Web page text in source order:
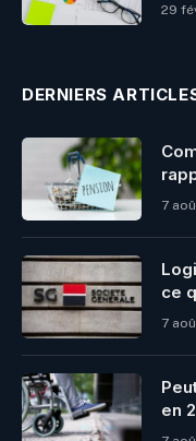
29
DERNIERS
7
ce
7
en